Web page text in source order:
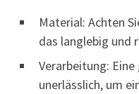
Material: Achten
das langlebig und
Verarbeitung:
unerlässlich, um